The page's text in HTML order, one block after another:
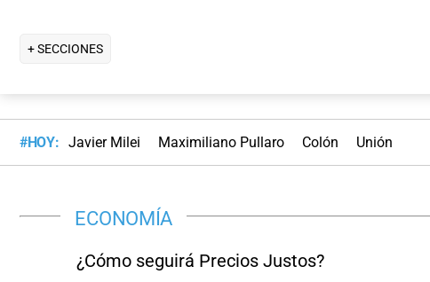
+ SECCIONES
#HOY: Javier Milei Maximiliano Pullaro Colón Unión
ECONOMÍA
¿Cómo seguirá Precios Justos?